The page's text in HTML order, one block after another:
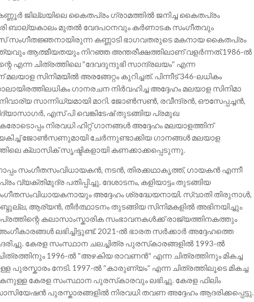
ജില്ലയിലെ കൈതപ്രം ഗ്രാമത്തിൽ ജനിച്ച കൈതപ്രം
ബാല്യകാലം മുതൽ വേദപഠനവും കർണാടക സംഗീതവും
സംഗീതജ്ഞനായിരുന്ന കണ്ണാടി ഭാഗവതരുടെ മകനായ കൈതപ്രം
ആത്മീയതയും നിറഞ്ഞ അന്തരീക്ഷത്തിലാണ് വളർന്നത്.1986-ൽ
എന്ന ചിത്രത്തിലെ "ദേവദുന്ദുഭി സാന്ദ്രലയം" എന്ന
സിനിമയിൽ അരങ്ങേറ്റം കുറിച്ചത്. പിന്നീട് 346-ലധികം
ഗാനരചന നിർവഹിച്ച അദ്ദേഹം മലയാള സിനിമാ
സാന്നിധ്യമായി മാറി. ജോൺസൺ, രവീന്ദ്രൻ, ഔസേപ്പച്ചൻ,
എസ് പി വെങ്കിടേഷ് തുടങ്ങിയ പ്രമുഖ
നിരവധി ഹിറ്റ് ഗാനങ്ങൾ അദ്ദേഹം മലയാളത്തിന്
ജോൺസണുമായി ചേർന്നുണ്ടാക്കിയ ഗാനങ്ങൾ മലയാള
ക്ലാസിക് സൃഷ്ടികളായി കണക്കാക്കപ്പെടുന്നു.
സംഗീതസംവിധായകൻ, നടൻ, തിരക്കഥാകൃത്ത്, ഗായകൻ എന്നീ
വ്യക്തിമുദ്ര പതിപ്പിച്ചു. ദേശാടനം, കളിയാട്ടം തുടങ്ങിയ
അദ്ദേഹം ശ്രദ്ധേയനായി. സ്വാതി തിരുനാൾ,
ആര്യൻ, തീർത്ഥാടനം തുടങ്ങിയ സിനിമകളിൽ അഭിനയിച്ചും
കലാസാംസ്കാരിക സംഭാവനകൾക്ക് രാജ്യത്തിനകത്തും
ലഭിച്ചിട്ടുണ്ട്. 2021-ൽ ഭാരത സർക്കാർ അദ്ദേഹത്തെ
കേരള സംസ്ഥാന ചലച്ചിത്ര പുരസ്‌കാരങ്ങളിൽ 1993-ൽ
1996-ൽ "അഴകിയ രാവണൻ" എന്ന ചിത്രത്തിനും മികച്ച
പുരസ്ക‌ാരം നേടി. 1997-ൽ "കാരുണ്യം" എന്ന ചിത്രത്തിലൂടെ മികച്ച
കേരള സംസ്ഥാന പുരസ്‌കാരവും ലഭിച്ചു. കേരള ഫിലിം
പുരസ്കാരങ്ങളിൽ നിരവധി തവണ അദ്ദേഹം ആദരിക്കപ്പെട്ടു.